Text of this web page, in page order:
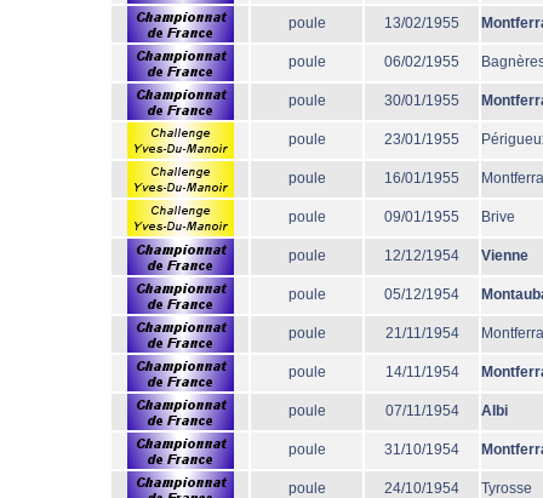
poule 13/02/1955
poule 06/02/1955
poule 30/01/1955
poule 23/01/1955
poule 16/01/1955
poule 09/01/1955 Brive
poule 12/12/1954 Vienne
poule 05/12/1954
poule 21/11/1954
poule 14/11/1954
poule 07/11/1954 Albi
poule 31/10/1954
poule 24/10/1954 Tyrosse